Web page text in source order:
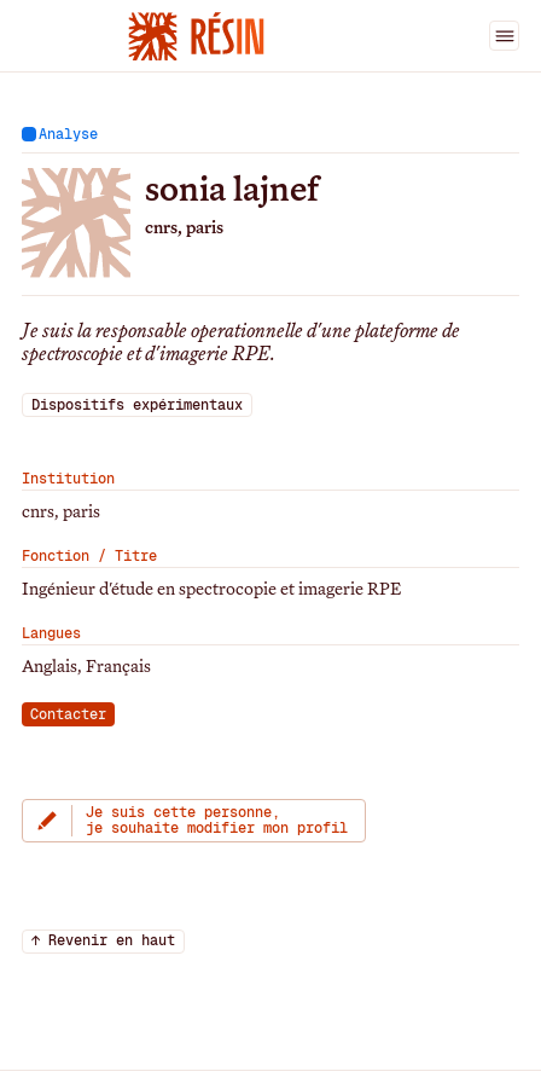
sonia lajnef
Analyse
sonia lajnef
cnrs, paris
Je suis la responsable operationnelle d'une plateforme de
spectroscopie et d'imagerie RPE.
Dispositifs expérimentaux
Institution
cnrs, paris
Fonction / Titre
Ingénieur d'étude en spectrocopie et imagerie RPE
Langues
Anglais, Français
Contacter
Je suis cette personne,
je souhaite modifier mon profil
↑ Revenir en haut